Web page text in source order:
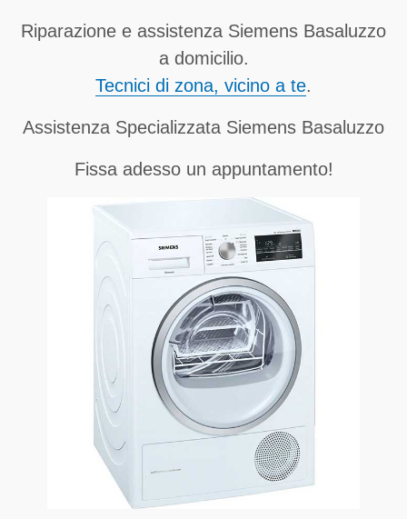
Riparazione e assistenza Siemens Basaluzzo
a domicilio.
Tecnici di zona, vicino a te.
Assistenza Specializzata Siemens Basaluzzo
Fissa adesso un appuntamento!